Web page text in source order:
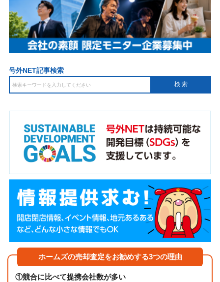
号外NET記事検索
ホームズの売却査定をお勧めする3つの理由
①競合に比べて提携会社数が多い